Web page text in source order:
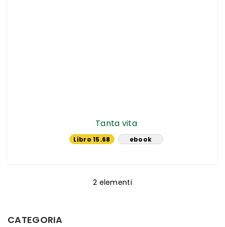
Tanta vita
Libro 15.68
ebook
2 elementi
CATEGORIA